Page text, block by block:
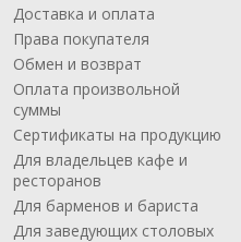
Доставка и оплата
Права покупателя
Обмен и возврат
Оплата произвольной
суммы
Сертификаты на продукцию
Для владельцев кафе и
ресторанов
Для барменов и бариста
Для заведующих столовых